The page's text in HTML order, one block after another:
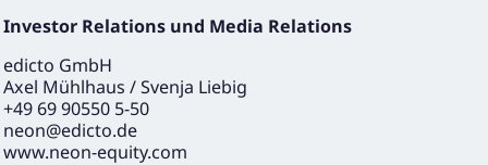
Investor Relations und Media Relations
edicto GmbH
Axel Mühlhaus / Svenja Liebig
+49 69 90550 5-50
neon@edicto.de
www.neon-equity.com